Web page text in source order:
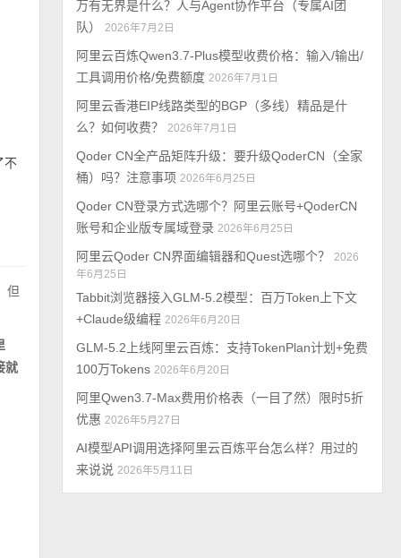
不
但
就
万有无界是什么？人与Agent协作平台（专属AI团
队）
2026年7月2日
阿里云百炼Qwen3.7-Plus模型收费价格：输入/输出/
工具调用价格/免费额度 2026年7月1日
阿里云香港EIP线路类型的BGP（多线）精品是什
么？如何收费？
2026年7月1日
Qoder CN全产品矩阵升级：要升级QoderCN（全家
桶）吗？注意事项 2026年6月25日
Qoder CN登录方式选哪个？阿里云账号+QoderCN
账号和企业版专属域登录 2026年6月25日
阿里云Qoder CN界面编辑器和Quest选哪个？
2026
年6月25日
Tabbit浏览器接入GLM-5.2模型：百万Token上下文
+Claude级编程 2026年6月20日
GLM-5.2上线阿里云百炼：支持TokenPlan计划+免费
100万Tokens 2026年6月20日
阿里Qwen3.7-Max费用价格表（一目了然）限时5折
优惠 2026年5月27日
AI模型API调用选择阿里云百炼平台怎么样？用过的
来说说 2026年5月11日